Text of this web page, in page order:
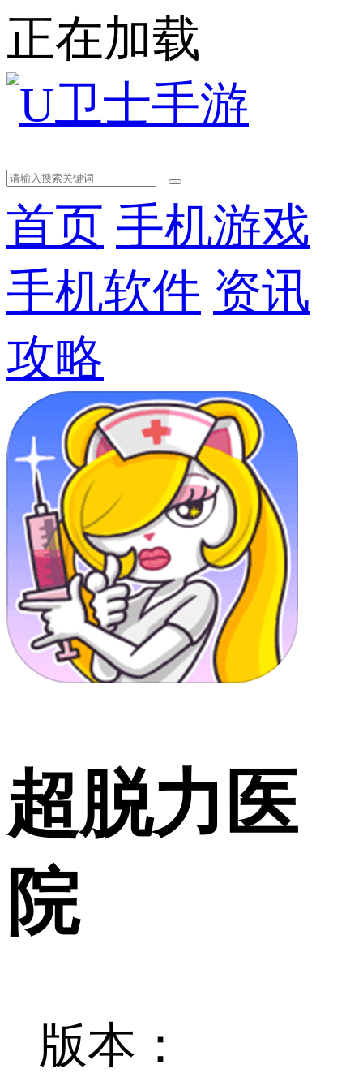
正在加载
首页 手机游戏
手机软件 资讯
攻略
超脱力医
院
版本：